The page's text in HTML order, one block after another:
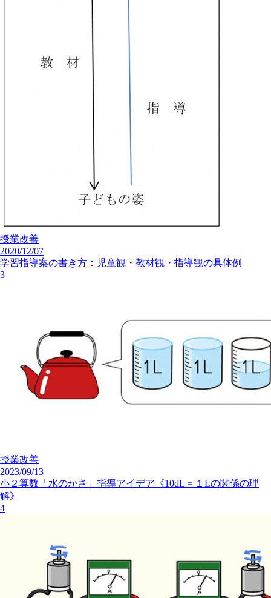
授業改善
2020/12/07
学習指導案の書き方：児童観・教材観・指導観の具体例
3
授業改善
2023/09/13
小２算数「水のかさ」指導アイデア《10dL＝１Lの関係の理
解》
4